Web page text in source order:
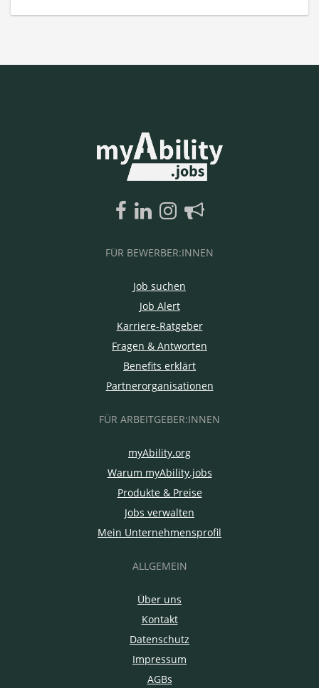
FÜR BEWERBER:INNEN
Job suchen
Job Alert
Karriere-Ratgeber
Fragen & Antworten
Benefits erklärt
Partnerorganisationen
FÜR ARBEITGEBER:INNEN
myAbility.org
Warum myAbility.jobs
Produkte & Preise
Jobs verwalten
Mein Unternehmensprofil
ALLGEMEIN
Über uns
Kontakt
Datenschutz
Impressum
AGBs